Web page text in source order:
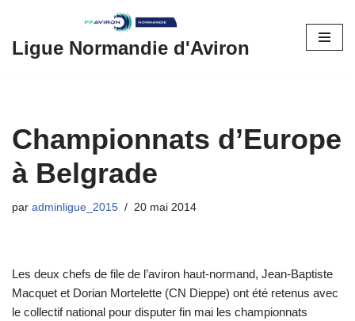
Aller
Ligue Normandie d'Aviron
Championnats d’Europe
à Belgrade
par adminligue_2015 20 mai 2014
Les deux chefs de file de l’aviron haut-normand, Jean-Baptiste
Macquet et Dorian Mortelette (CN Dieppe) ont été retenus avec
le collectif national pour disputer fin mai les championnats